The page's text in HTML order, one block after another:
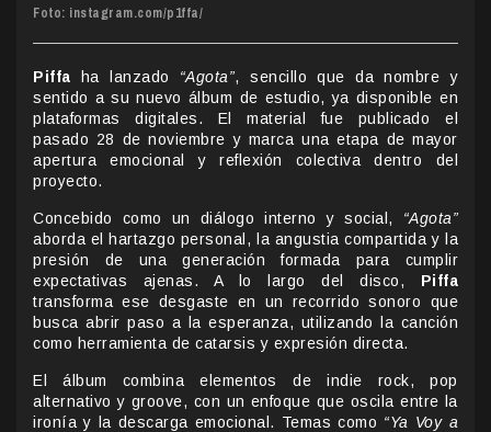
Foto: instagram.com/p1ffa/
Piffa ha lanzado “Agota”, sencillo que da nombre y
sentido a su nuevo álbum de estudio, ya disponible en
plataformas digitales. El material fue publicado el
pasado 28 de noviembre y marca una etapa de mayor
apertura emocional y reflexión colectiva dentro del
proyecto.
Concebido como un diálogo interno y social, “Agota”
aborda el hartazgo personal, la angustia compartida y la
presión de una generación formada para cumplir
expectativas ajenas. A lo largo del disco, Piffa
transforma ese desgaste en un recorrido sonoro que
busca abrir paso a la esperanza, utilizando la canción
como herramienta de catarsis y expresión directa.
El álbum combina elementos de indie rock, pop
alternativo y groove, con un enfoque que oscila entre la
ironía y la descarga emocional. Temas como “Ya Voy a